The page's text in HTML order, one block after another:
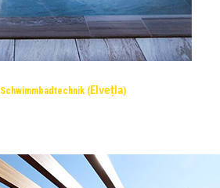
(Elveția)